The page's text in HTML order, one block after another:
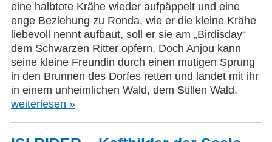
eine halbtote Krähe wieder aufpäppelt und eine
enge Beziehung zu Ronda, wie er die kleine Krähe
liebevoll nennt aufbaut, soll er sie am „Birdisday“
dem Schwarzen Ritter opfern. Doch Anjou kann
seine kleine Freundin durch einen mutigen Sprung
in den Brunnen des Dorfes retten und landet mit ihr
in einem unheimlichen Wald, dem Stillen Wald.
weiterlesen »